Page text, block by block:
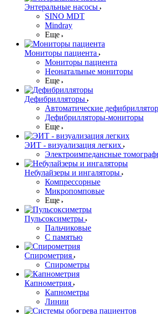
Энтеральные насосы
SINO MDT
Mindray
Еще
Мониторы пациента
Мониторы пациента
Неонатальные мониторы
Еще
Дефибрилляторы
Автоматические
Дефибрилляторы-мониторы
Еще
ЭИТ - визуализация легких
Электроимпедансные
Небулайзеры и ингаляторы
Компрессорные
Микропомповые
Еще
Пульсоксиметры
Пальчиковые
С памятью
Спирометрия
Спирометры
Капнометрия
Капнометры
Линии